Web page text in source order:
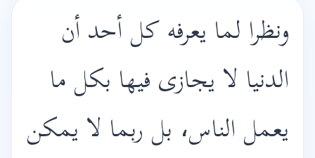
ونظرا لما يعرفه كل أحد أن
الدنيا لا يجازى فيها بكل ما
يعمل الناس، بل ربما لا يمكن